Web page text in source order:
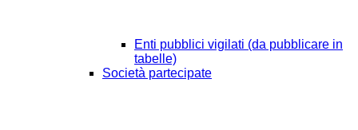
Enti pubblici vigilati (da pubblicare in
tabelle)
Società partecipate